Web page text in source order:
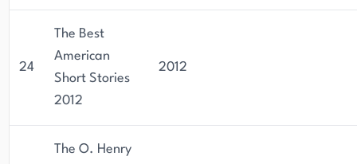
24
The Best
American
Short Stories
2012
2012
The O. Henry